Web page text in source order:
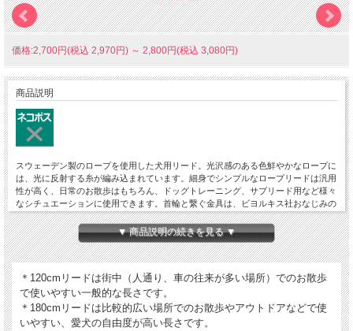
価格:2,700円(税込 2,970円) ～ 2,800円(税込 3,080円)
商品説明
スウェーデン製のロープを使用した犬用リード。光沢感のある色鮮やかなロープに
は、光に反射する糸が編み込まれています。細身でシンプルなロープリードは汎用
性が高く、日常のお散歩はもちろん、ドッグトレーニング、サブリード用など様々
なシチュエーションに使用できます。首輪と繋ぐ金具は、ビヨルキス社おなじみの
カラビナ型フックを使用しています。長さは約120cmと約180cmの2種類。全9色。
▼ 商品説明の続きを見る ▼
＊120cmリードは街中（人通り、車の往来が多い場所）でのお散歩
で使いやすい一般的な長さです。
＊180cmリードは比較的広い場所でのお散歩やアウトドアなどで使
いやすい、愛犬の自由度が高い長さです。